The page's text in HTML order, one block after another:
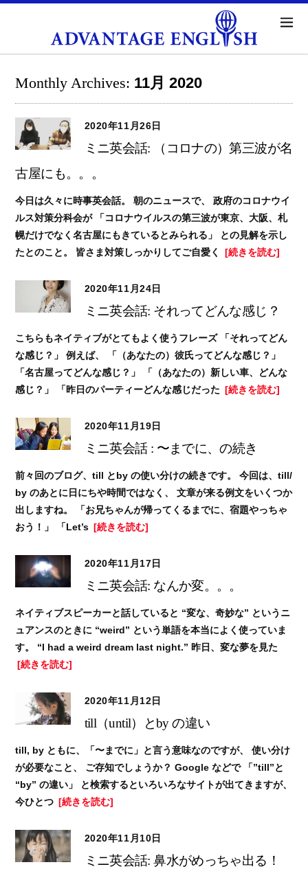
Monthly Archives: 11月 2020
2020年11月26日
ミニ英会話: （コロナの）第三波が名
古屋にも。。。
今日は久々に時事英会話。 朝のニュースで、 政府のコロナウイ
ルス対策分科会が 「コロナウイルスの第三波が東京、大阪、札
幌だけでなく名古屋にもきているとみられる」 との見解を示し
たとのこと。 皆さま対策しっかりしてご自愛く
[続きを読む]
2020年11月24日
ミニ英会話: それってどんな感じ？
こちらもネイティブがとてもよく使うフレーズ 「それってどん
な感じ？」 例えば、 「（あなたの）彼氏ってどんな感じ？」
「名古屋ってどんな感じ？」 「（あなたの）新しい車、どんな
感じ？」 「昨日のパーティーどんな感じだった [続きを読む]
2020年11月19日
ミニ英会話 : 〜までに、の続き
前々回のブログ、till とby の使い分けの続きです。 今回は、till/
by のあとに日にちや時間ではなく、 文章が来る例文をいくつか
出しますね。 「お兄ちゃんが帰ってくるまでに、宿題やっちゃ
おう！」 「Let’s [続きを読む]
2020年11月17日
ミニ英会話: なんか変。。。
ネイティブスピーカーと話していると “変な、奇妙な” というニ
ュアンスのときに “weird” という単語を本当によく使っていま
す。 “I had a weird dream last night.” 昨日、変な夢を見た
[続きを読む]
2020年11月12日
till（until）とby の違い
till, by ともに、「〜までに」と言う意味なのですが、 使い分け
が必要なこと、 ご存知でしょうか？ Google などで 「”till”と
“by” の違い」 と検索するといろいろなサイトが出てきますが、
今ひとつ [続きを読む]
2020年11月10日
ミニ英会話: 鼻水がめっちゃ出る！